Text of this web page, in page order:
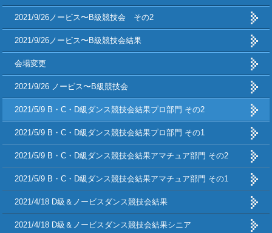
2021/9/26ノービス〜B級競技会 その2
2021/9/26ノービス〜B級競技会結果
会場変更
2021/9/26 ノービス〜B級競技会
2021/5/9 B・C・D級ダンス競技会結果プロ部門 その2
2021/5/9 B・C・D級ダンス競技会結果プロ部門 その1
2021/5/9 B・C・D級ダンス競技会結果アマチュア部門 その2
2021/5/9 B・C・D級ダンス競技会結果アマチュア部門 その1
2021/4/18 D級＆ノービスダンス競技会結果
2021/4/18 D級＆ノービスダンス競技会結果シニア